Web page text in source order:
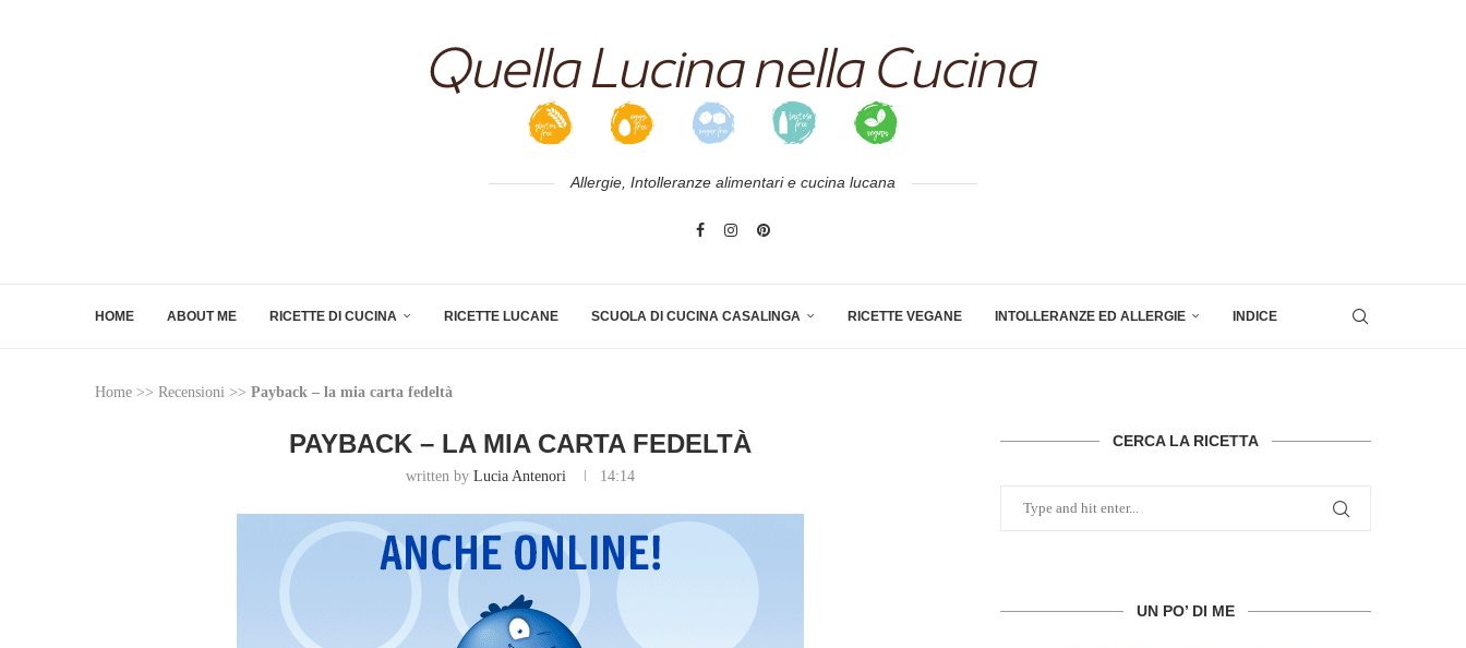
Allergie, Intolleranze alimentari e cucina lucana
HOME ABOUT ME RICETTE DI CUCINA RICETTE LUCANE SCUOLA DI CUCINA CASALINGA RICETTE VEGANE INTOLLERANZE ED ALLERGIE INDICE
Home >> Recensioni >> Payback – la mia carta fedeltà
PAYBACK – LA MIA CARTA FEDELTÀ
written by Lucia Antenori 14:14
CERCA LA RICETTA
UN PO’ DI ME